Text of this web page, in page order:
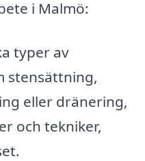
i Malmö:
typer av
stensättning,
eller dränering,
och tekniker,